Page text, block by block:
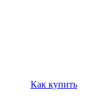
Как купить